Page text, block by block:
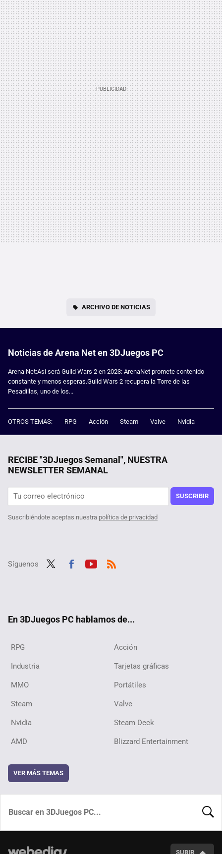
ARCHIVO DE NOTICIAS
Noticias de Arena Net en 3DJuegos PC
Arena Net:Así será Guild Wars 2 en 2023: ArenaNet promete contenido
constante y menos esperas.Guild Wars 2 recupera la Torre de las
Pesadillas, uno de los...
OTROS TEMAS: RPG Acción Steam Valve Nvidia
RECIBE "3DJuegos Semanal", NUESTRA
NEWSLETTER SEMANAL
SUSCRIBIR
Suscribiéndote aceptas nuestra política de privacidad
Síguenos
En 3DJuegos PC hablamos de...
RPG Acción
Industria Tarjetas gráficas
MMO Portátiles
Steam Valve
Nvidia Steam Deck
AMD Blizzard Entertainment
VER MÁS TEMAS
SUBIR